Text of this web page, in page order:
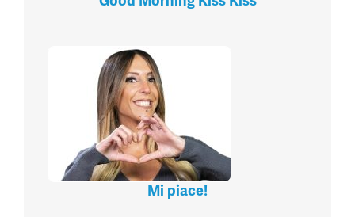
Mi piace!